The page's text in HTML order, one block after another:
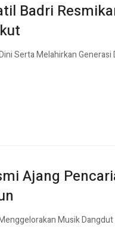
Badri
Serta Melahirkan Generasi
Ajang
Musik